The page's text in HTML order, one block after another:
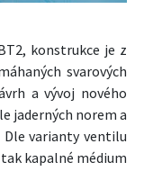
konstrukce je z
svarových
a vývoj nového
jaderných norem a
Dle varianty ventilu
kapalné médium